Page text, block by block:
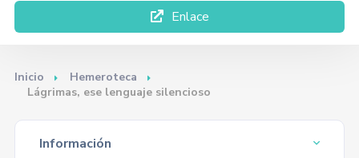
Enlace
Inicio
Hemeroteca
Lágrimas, ese lenguaje silencioso
Información